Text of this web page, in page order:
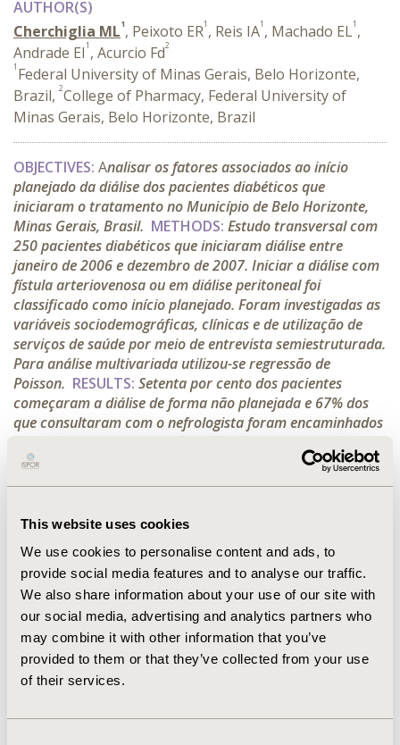
This website uses cookies
We use cookies to personalise content and ads, to
provide social media features and to analyse our traffic.
We also share information about your use of our site with
our social media, advertising and analytics partners who
may combine it with other information that you’ve
provided to them or that they’ve collected from your use
of their services.
AUTHOR(S)
Cherchiglia ML1, Peixoto ER1 , Reis IA1 , Machado EL1 ,
Andrade EI1 , Acurcio Fd2
1 Federal University of Minas Gerais, Belo Horizonte,
Brazil, 2College of Pharmacy, Federal University of
Minas Gerais, Belo Horizonte, Brazil
OBJECTIVES: Analisar os fatores associados ao início
planejado da diálise dos pacientes diabéticos que
iniciaram o tratamento no Município de Belo Horizonte,
Minas Gerais, Brasil. METHODS: Estudo transversal com
250 pacientes diabéticos que iniciaram diálise entre
janeiro de 2006 e dezembro de 2007. Iniciar a diálise com
fístula arteriovenosa ou em diálise peritoneal foi
classificado como início planejado. Foram investigadas as
variáveis sociodemográficas, clínicas e de utilização de
serviços de saúde por meio de entrevista semiestruturada.
Para análise multivariada utilizou-se regressão de
Poisson. RESULTS: Setenta por cento dos pacientes
começaram a diálise de forma não planejada e 67% dos
que consultaram com o nefrologista foram encaminhados
não ter a primeira consulta com nefrologista paga pelo
SUS e ter tido opção de escolha para o tratamento da
planejado da diálise CONCLUSIONS:
Horizonte e ocorre independentemente do tempo de
encaminhamento ao nefrologista.
CONFERENCE/VALUE IN HEALTH INFO
2015-09, ISPOR Latin America 2015, Santiago, Chile
Value in Health, Vol. 18, No. 7 (November 2015)
CODE